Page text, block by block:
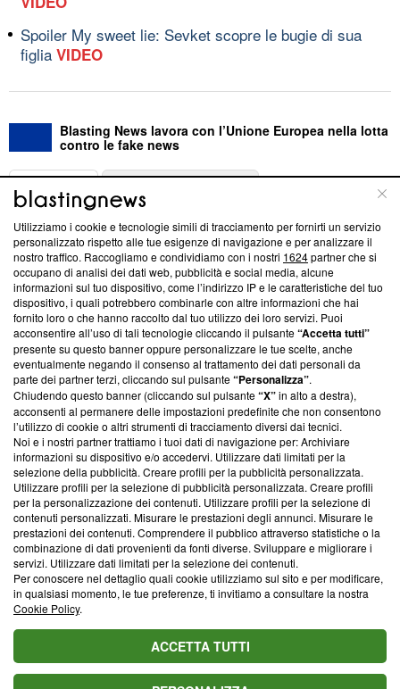
Spoiler My sweet lie: Sevket scopre le bugie di sua
figlia VIDEO
Blasting News lavora con l’Unione Europea nella lotta
contro le fake news
ABOUT
Questa sezione offre informazioni trasparenti su Blasting
News, sui nostri processi editoriali e su come ci impegniamo a
creare news di qualità. Inoltre, afferma la nostra aderenza a
‘Trust Project - News with Integrity’Blasting News non è
ancora membro del programma, ma ha richiesto di farne
parte; Trust Project non ha ancora effettuato una verifica di
conformità agli standard.
Su di noi
Team editoriale
Corporate
Redazione
Informativa Privacy
Cookie Policy
Blasting SA, IDI CHE-247.845.224, Via Carlo Frasca, 3 - 6900
Lugano (Svizzera) Tel:+39 0690258937
© 2026 Blasting News
Utilizziamo i cookie e tecnologie simili di tracciamento per fornirti un servizio
personalizzato rispetto alle tue esigenze di navigazione e per analizzare il
nostro traffico. Raccogliamo e condividiamo con i nostri 1624partner che si
occupano di analisi dei dati web, pubblicità e social media, alcune
informazioni sul tuo dispositivo, come l’indirizzo IP e le caratteristiche del tuo
dispositivo, i quali potrebbero combinarle con altre informazioni che hai
fornito loro o che hanno raccolto dal tuo utilizzo dei loro servizi. Puoi
acconsentire all’uso di tali tecnologie cliccando il pulsante“Accetta tutti”
presente su questo banner oppure personalizzare le tue scelte, anche
eventualmente negando il consenso al trattamento dei dati personali da
parte dei partner terzi, cliccando sul pulsante“Personalizza”.
Chiudendo questo banner (cliccando sul pulsante“X”in alto a destra),
acconsenti al permanere delle impostazioni predefinite che non consentono
l’utilizzo di cookie o altri strumenti di tracciamento diversi dai tecnici.
Noi e i nostri partner trattiamo i tuoi dati di navigazione per: Archiviare
informazioni su dispositivo e/o accedervi. Utilizzare dati limitati per la
selezione della pubblicità. Creare profili per la pubblicità personalizzata.
Utilizzare profili per la selezione di pubblicità personalizzata. Creare profili
per la personalizzazione dei contenuti. Utilizzare profili per la selezione di
contenuti personalizzati. Misurare le prestazioni degli annunci. Misurare le
prestazioni dei contenuti. Comprendere il pubblico attraverso statistiche o la
combinazione di dati provenienti da fonti diverse. Sviluppare e migliorare i
servizi. Utilizzare dati limitati per la selezione dei contenuti.
Per conoscere nel dettaglio quali cookie utilizziamo sul sito e per modificare,
in qualsiasi momento, le tue preferenze, ti invitiamo a consultare la nostra
Cookie Policy.
ACCETTA TUTTI